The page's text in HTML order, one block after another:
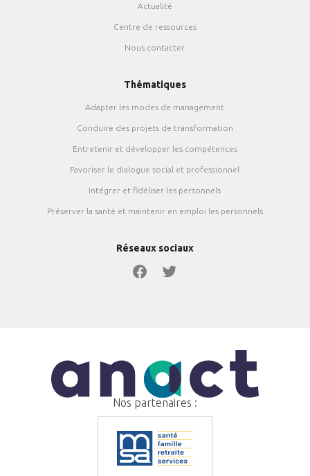
Actualité
Centre de ressources
Nous contacter
Thématiques
Adapter les modes de management
Conduire des projets de transformation
Entretenir et développer les compétences
Favoriser le dialogue social et professionnel
Intégrer et fidéliser les personnels
Préserver la santé et maintenir en emploi les personnels
Réseaux sociaux
Nos partenaires :